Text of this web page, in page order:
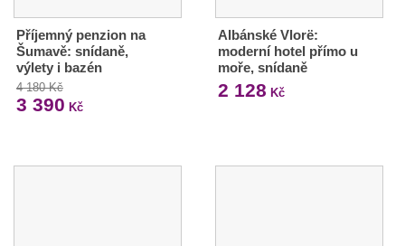
Příjemný penzion na
Šumavě: snídaně,
výlety i bazén
4 180 Kč
3 390 Kč
Albánské Vlorë:
moderní hotel přímo u
moře, snídaně
2 128 Kč